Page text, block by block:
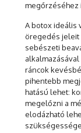
megőrzéséhez
A botox ideális
öregedés jeleit
sebészeti
ráncok
pihentebb
hatású lehet:
megelőzni a
elodázható